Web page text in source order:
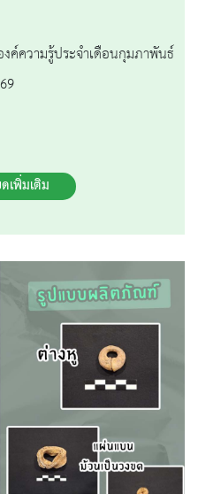
ค์ความรู้ประจำเดือนกุมภาพันธ์
เพิ่มเติม